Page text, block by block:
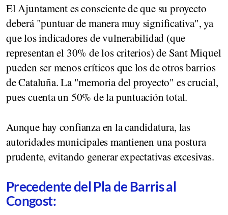
El Ajuntament es consciente de que su proyecto
deberá "puntuar de manera muy significativa", ya
que los indicadores de vulnerabilidad (que
representan el 30% de los criterios) de Sant Miquel
pueden ser menos críticos que los de otros barrios
de Cataluña. La "memoria del proyecto" es crucial,
pues cuenta un 50% de la puntuación total.
Aunque hay confianza en la candidatura, las
autoridades municipales mantienen una postura
prudente, evitando generar expectativas excesivas.
Precedente del Pla de Barris al
Congost: